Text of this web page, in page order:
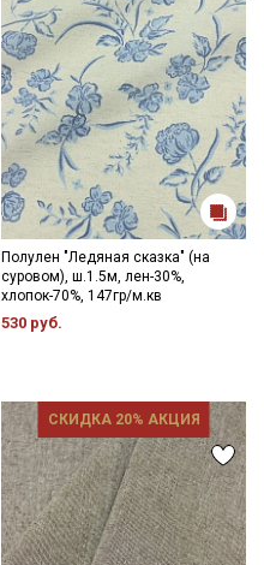
Полулен "Ледяная сказка" (на
суровом), ш.1.5м, лен-30%,
хлопок-70%, 147гр/м.кв
530 руб.
СКИДКА 20% АКЦИЯ